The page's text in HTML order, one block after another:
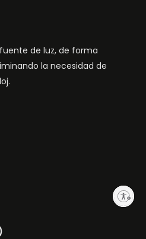
de luz, de forma
la necesidad de